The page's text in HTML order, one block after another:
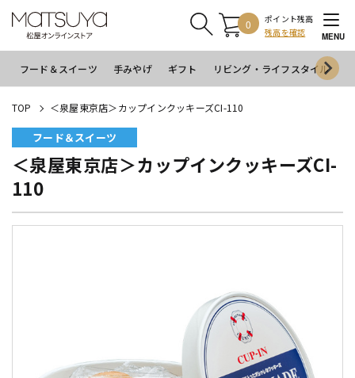
0
ポイント残高
残高を確認
MENU
フード＆スイーツ 手みやげ ギフト リビング・ライフスタイル
TOP ＜泉屋東京店＞カップインクッキーズCI-110
フード＆スイーツ
＜泉屋東京店＞カップインクッキーズCI-
110